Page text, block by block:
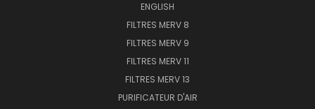
ENGLISH
FILTRES MERV 8
FILTRES MERV 9
FILTRES MERV 11
FILTRES MERV 13
PURIFICATEUR D'AIR